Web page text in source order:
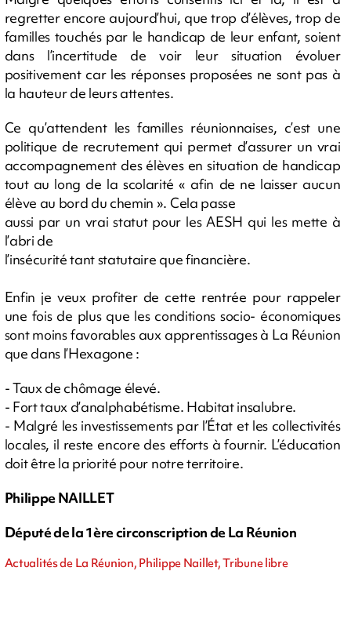
regretter encore aujourd’hui, que trop d’élèves, trop de
familles touchés par le handicap de leur enfant, soient
dans l’incertitude de voir leur situation évoluer
positivement car les réponses proposées ne sont pas à
la hauteur de leurs attentes.
Ce qu’attendent les familles réunionnaises, c’est une
politique de recrutement qui permet d’assurer un vrai
accompagnement des élèves en situation de handicap
tout au long de la scolarité « afin de ne laisser aucun
élève au bord du chemin ». Cela passe
aussi par un vrai statut pour les AESH qui les mette à
l’abri de
l’insécurité tant statutaire que financière.
Enfin je veux profiter de cette rentrée pour rappeler
une fois de plus que les conditions socio- économiques
sont moins favorables aux apprentissages à La Réunion
que dans l’Hexagone :
- Taux de chômage élevé.
- Fort taux d’analphabétisme. Habitat insalubre.
- Malgré les investissements par l’État et les collectivités
locales, il reste encore des efforts à fournir. L’éducation
doit être la priorité pour notre territoire.
Philippe NAILLET
Député de la 1ère circonscription de La Réunion
Actualités de La Réunion, Philippe Naillet, Tribune libre